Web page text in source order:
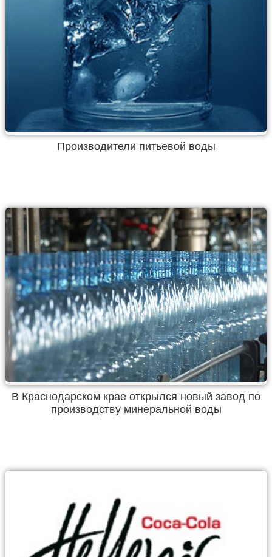
Производители питьевой воды
В Краснодарском крае открылся новый завод по
производству минеральной воды